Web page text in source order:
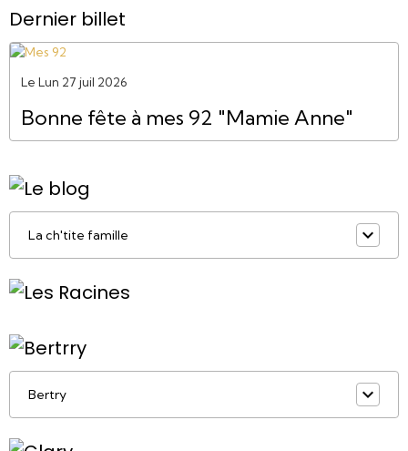
Dernier billet
Le Lun 27 juil 2026
Bonne fête à mes 92 "Mamie Anne"
La ch'tite famille
Bertry